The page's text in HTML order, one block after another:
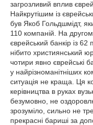
загрозливий вплив
Найкрутішим із
був Якоб Гольдшмідт,
110 компаній. На
єврейський банкір із
нібито християнський
чотири явно єврейські
у найрізноманітніших
ситуація не краща. Ця
керівництва в руках
безумовно, не
зрозуміло, сильно не
прекрасні бариші за